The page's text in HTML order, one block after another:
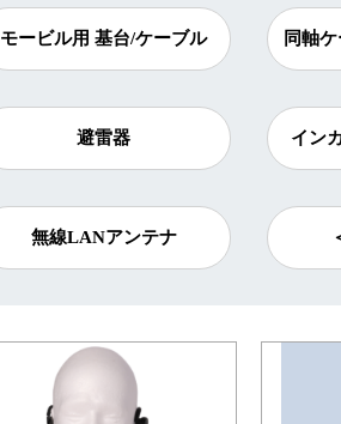
モービル用 基台/ケーブル 同軸
避雷器 イン
無線LANアンテナ